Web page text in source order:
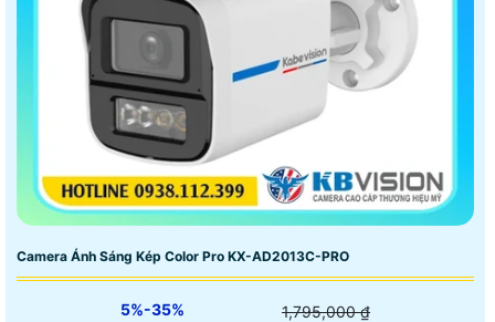
Camera Ánh Sáng Kép Color Pro KX-AD2013C-PRO
5%-35% 1,795,000 ₫